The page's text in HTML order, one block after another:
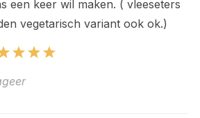
een keer wil maken. ( vleeseters
vegetarisch variant ook ok.)